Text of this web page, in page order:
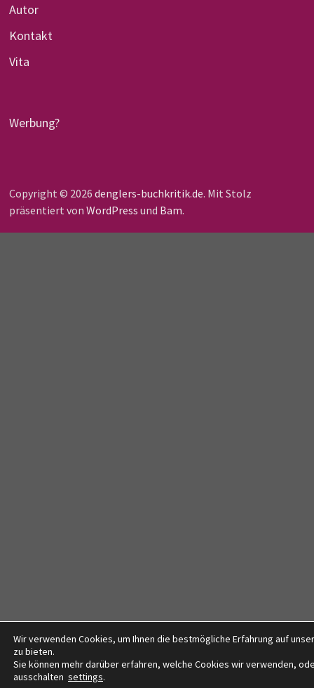
Autor
Kontakt
Vita
Werbung?
Copyright © 2026 denglers-buchkritik.de. Mit Stolz
präsentiert von WordPress und Bam.
Wir verwenden Cookies, um Ihnen die bestmögliche Erfahrung auf
zu bieten.
Sie können mehr darüber erfahren, welche Cookies wir verwenden,
ausschalten settings.